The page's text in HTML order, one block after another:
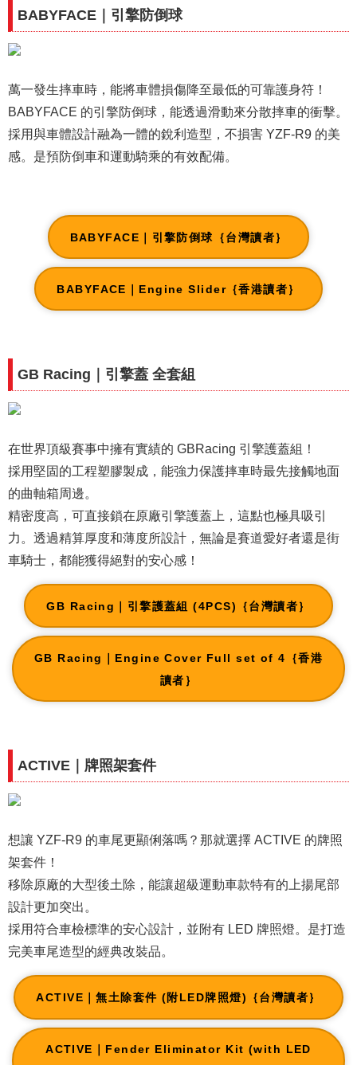
BABYFACE｜引擎防倒球
萬一發生摔車時，能將車體損傷降至最低的可靠護身符！
BABYFACE 的引擎防倒球，能透過滑動來分散摔車的衝擊。
採用與車體設計融為一體的銳利造型，不損害 YZF-R9 的美
感。是預防倒車和運動騎乘的有效配備。
BABYFACE｜引擎防倒球｛台灣讀者｝
BABYFACE｜Engine Slider｛香港讀者｝
GB Racing｜引擎蓋 全套組
在世界頂級賽事中擁有實績的 GBRacing 引擎護蓋組！
採用堅固的工程塑膠製成，能強力保護摔車時最先接觸地面
的曲軸箱周邊。
精密度高，可直接鎖在原廠引擎護蓋上，這點也極具吸引
力。透過精算厚度和薄度所設計，無論是賽道愛好者還是街
車騎士，都能獲得絕對的安心感！
GB Racing｜引擎護蓋組 (4PCS)｛台灣讀者｝
GB Racing｜Engine Cover Full set of 4｛香港
讀者｝
ACTIVE｜牌照架套件
想讓 YZF-R9 的車尾更顯俐落嗎？那就選擇 ACTIVE 的牌照
架套件！
移除原廠的大型後土除，能讓超級運動車款特有的上揚尾部
設計更加突出。
採用符合車檢標準的安心設計，並附有 LED 牌照燈。是打造
完美車尾造型的經典改裝品。
ACTIVE｜無土除套件 (附LED牌照燈)｛台灣讀者｝
ACTIVE｜Fender Eliminator Kit (with LED